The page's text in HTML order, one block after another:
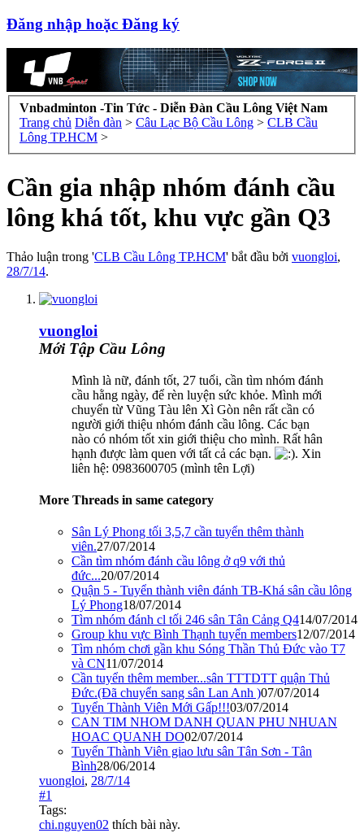
Đăng nhập hoặc Đăng ký
Vnbadminton -Tin Tức - Diễn Đàn Cầu Lông Việt Nam
Trang chủ Diễn đàn > Câu Lạc Bộ Cầu Lông > CLB Cầu
Lông TP.HCM >
Cần gia nhập nhóm đánh cầu
lông khá tốt, khu vực gần Q3
Thảo luận trong 'CLB Cầu Lông TP.HCM' bắt đầu bởi vuongloi,
28/7/14.
vuongloi
Mới Tập Cầu Lông
Mình là nữ, đánh tốt, 27 tuổi, cần tìm nhóm đánh
cầu hằng ngày, để rèn luyện sức khỏe. Mình mới
chuyển từ Vũng Tàu lên Xì Gòn nên rất cần có
người giới thiệu nhóm đánh cầu lông. Các bạn
nào có nhóm tốt xin giới thiệu cho mình. Rất hân
hạnh được làm quen với tất cả các bạn.
. Xin
liên hệ: 0983600705 (mình tên Lợi)
More Threads in same category
Sân Lý Phong tối 3,5,7 cần tuyển thêm thành
viên.27/07/2014
Cần tìm nhóm đánh cầu lông ở q9 với thủ
đức...20/07/2014
Quận 5 - Tuyển thành viên đánh TB-Khá sân cầu lông
Lý Phong18/07/2014
Tìm nhóm đánh cl tối 246 sân Tân Cảng Q414/07/2014
Group khu vực Bình Thạnh tuyển members12/07/2014
Tìm nhóm chơi gần khu Sóng Thần Thủ Đức vào T7
và CN11/07/2014
Cần tuyển thêm member...sân TTTDTT quận Thủ
Đức.(Đã chuyển sang sân Lan Anh )07/07/2014
Tuyển Thành Viên Mới Gấp!!!03/07/2014
CAN TIM NHOM DANH QUAN PHU NHUAN
HOAC QUANH DO02/07/2014
Tuyển Thành Viên giao lưu sân Tân Sơn - Tân
Bình28/06/2014
vuongloi, 28/7/14
#1
Tags:
chi.nguyen02 thích bài này.